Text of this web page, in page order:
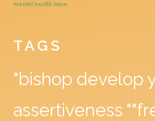
mental health issue
TAGS
"bishop develop
assertiveness